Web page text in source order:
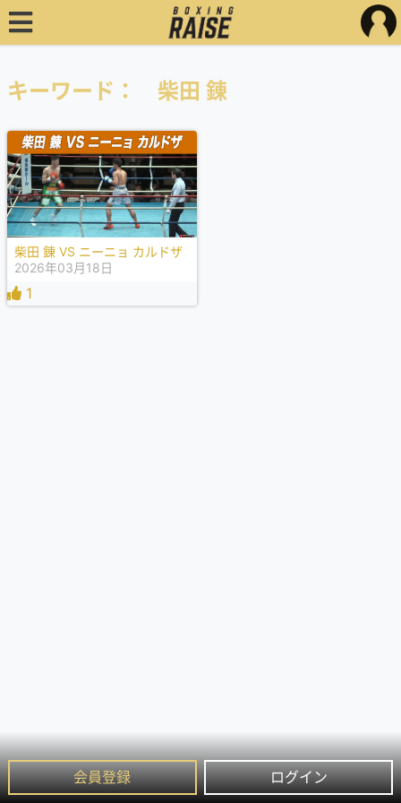
会員登録 ログイン
キーワード： 柴田 錬
柴田 錬 VS ニーニョ カルドザ
2026年03月18日
1